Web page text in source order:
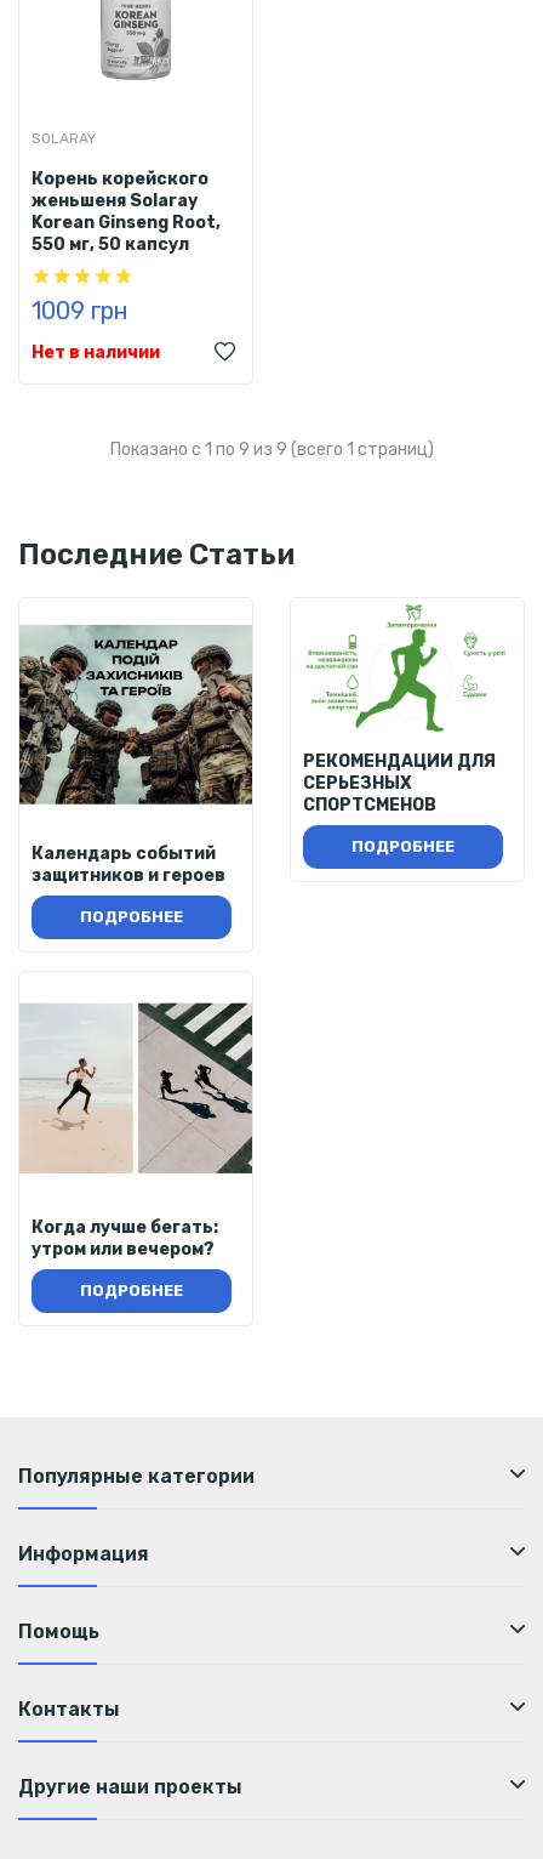
SOLARAY
Корень корейского
женьшеня Solaray
Korean Ginseng Root,
550 мг, 50 капсул
1009 грн
Нет в наличии
Показано с 1 по 9 из 9 (всего 1 страниц)
Последние Статьи
Календарь событий
защитников и героев
ПОДРОБНЕЕ
РЕКОМЕНДАЦИИ ДЛЯ
СЕРЬЕЗНЫХ
СПОРТСМЕНОВ
ПОДРОБНЕЕ
Когда лучше бегать:
утром или вечером?
ПОДРОБНЕЕ
Популярные категории
Информация
Помощь
Контакты
Другие наши проекты